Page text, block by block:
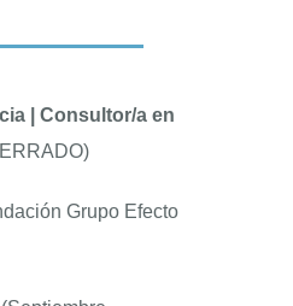
| Consultor/a en
Grupo Efecto